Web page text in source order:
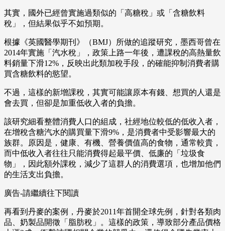
其實，國外已經曾實施過類似的「高糖稅」或「含糖飲料
稅」，但結果似乎不如預期。
根據《英國醫學期刊》（BMJ）所做的追蹤研究，墨西哥曾在
2014年實施「汽水稅」，政策上路一年後，遭課稅的高熱量飲
料銷量下滑12%，反映出此類加稅手段，的確能抑制消費者購
買含糖飲料的慾望。
不過，這樣的新增課稅，其實可能讓原本有錢、想買的人還是
會去買，但卻是加重低收入者的負擔。
該研究細看整體消費人口的組成，社經地位較低的低收入者，
在增稅含糖汽水的購買量下滑9%，是消費者中受影響最大的
族群。原因是，健康、有機、營養價值高的食物，通常較貴，
而中低收入者往往只能消費得起最平價、低廉的「垃圾食
物」，因此額外課稅，減少了這群人的消費選項，也增加他們
的生活支出負擔。
廣告-請繼續往下閱讀
再看到丹麥的案例，丹麥於2011年首開全球先例，針對各類肉
品、奶製品開徵「脂肪稅」。這樣的政策，導致部分產品價格